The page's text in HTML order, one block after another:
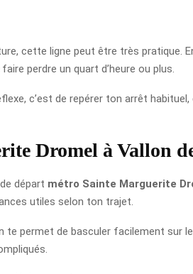
cette ligne peut être très pratique.
perdre un quart d’heure ou plus.
c’est de repérer ton arrêt habituel,
Dromel à Vallon
départ métro Sainte Marguerite
utiles selon ton trajet.
permet de basculer facilement sur le